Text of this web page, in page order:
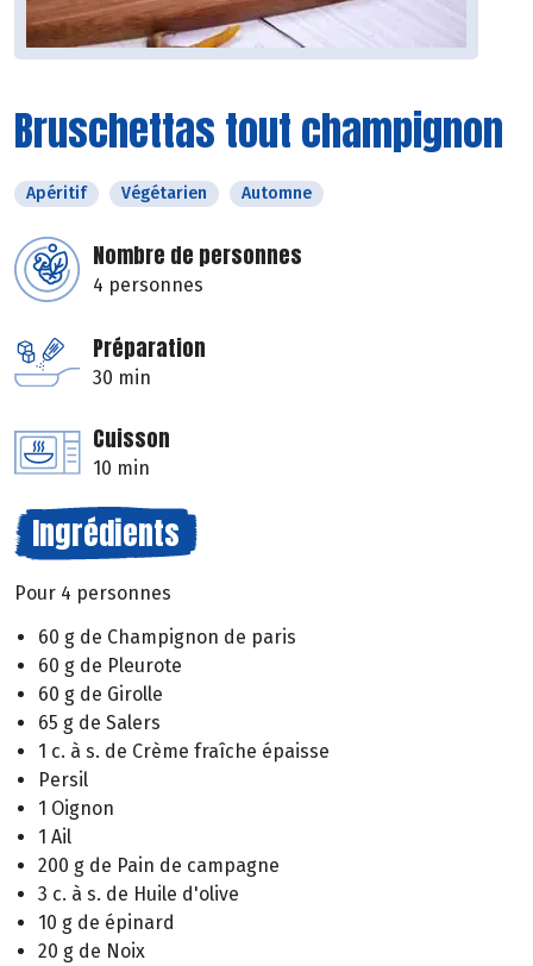
Bruschettas tout champignon
Apéritif Végétarien Automne
Nombre de personnes
4 personnes
Préparation
30 min
Cuisson
10 min
Ingrédients
Pour 4 personnes
60 g de Champignon de paris
60 g de Pleurote
60 g de Girolle
65 g de Salers
1 c. à s. de Crème fraîche épaisse
Persil
1 Oignon
1 Ail
200 g de Pain de campagne
3 c. à s. de Huile d'olive
10 g de épinard
20 g de Noix